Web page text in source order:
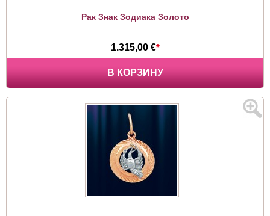
Рак Знак Зодиака Золото
1.315,00 €*
В КОРЗИНУ